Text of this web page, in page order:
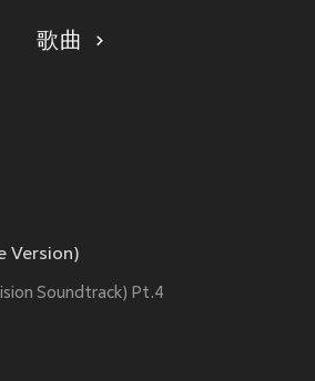
歌曲
Version)
Soundtrack) Pt.4